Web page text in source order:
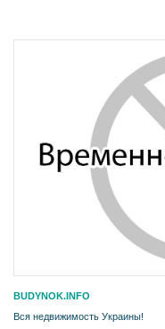
BUDYNOK.INFO
Вся недвижимость Украины!